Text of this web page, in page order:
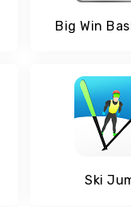
Big Win
Ski